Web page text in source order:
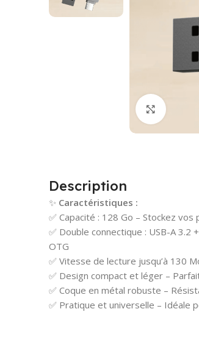
Description
✨ Caractéristiques :
✅ Capacité : 128 Go – Stockez
✅ Double connectique : USB-A
OTG
✅ Vitesse de lecture jusqu’à 130
✅ Design compact et léger –
✅ Coque en métal robuste –
✅ Pratique et universelle – Idéale